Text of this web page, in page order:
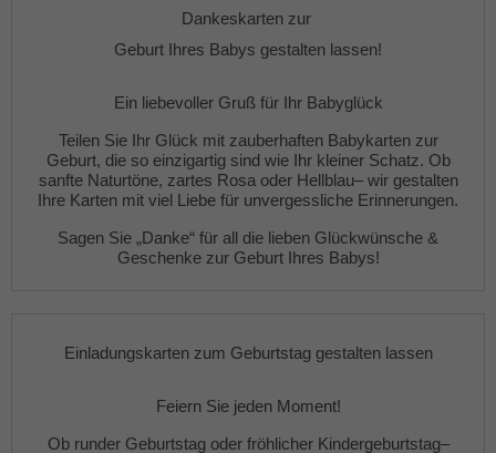
Dankeskarten zur
Geburt Ihres Babys gestalten lassen!
Ein liebevoller Gruß für Ihr Babyglück
Teilen Sie Ihr Glück mit zauberhaften Babykarten zur
Geburt, die so einzigartig sind wie Ihr kleiner Schatz. Ob
sanfte Naturtöne, zartes Rosa oder Hellblau– wir gestalten
Ihre Karten mit viel Liebe für unvergessliche Erinnerungen.
Sagen Sie „Danke“ für all die lieben Glückwünsche &
Geschenke zur Geburt Ihres Babys!
Einladungskarten zum Geburtstag gestalten lassen
Feiern Sie jeden Moment!
Ob runder Geburtstagoder fröhlicher Kindergeburtstag–